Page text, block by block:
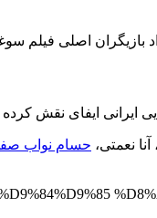
بازیگران اصلی فیلم
ایرانی ایفای نقش کرده
نعمتی، حسام نواب